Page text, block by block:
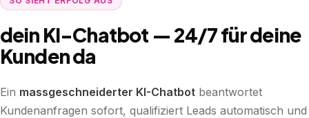
dein KI-Chatbot — 24/7 für deine
Kunden da
Ein massgeschneiderter KI-Chatbot beantwortet
Kundenanfragen sofort, qualifiziert Leads automatisch und